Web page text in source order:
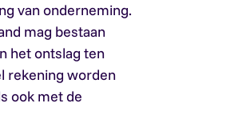
van onderneming.
mag bestaan
het ontslag ten
rekening worden
ook met de